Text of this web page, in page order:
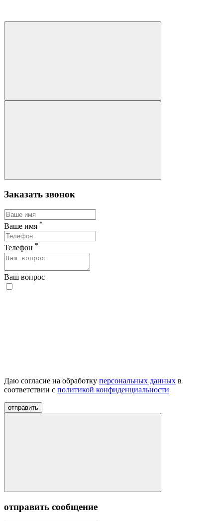
Заказать звонок
Ваше имя *
Телефон *
Ваш вопрос
Даю согласие на обработку персональных данных в
соответствии с политикой конфиденциальности
отправить
отправить сообщение